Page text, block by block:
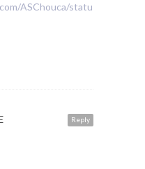
ASChouca/status/
Reply